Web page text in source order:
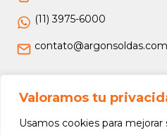
Valoramos tu
Usamos cookies para mejorar
(11) 3975-6000
Jurídico
Termos e Condições
Política de Privacidade